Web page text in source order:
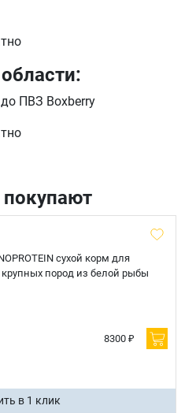
ПВЗ Boxberry
сухой корм для
пород из белой рыбы
8300 ₽
в 1 клик